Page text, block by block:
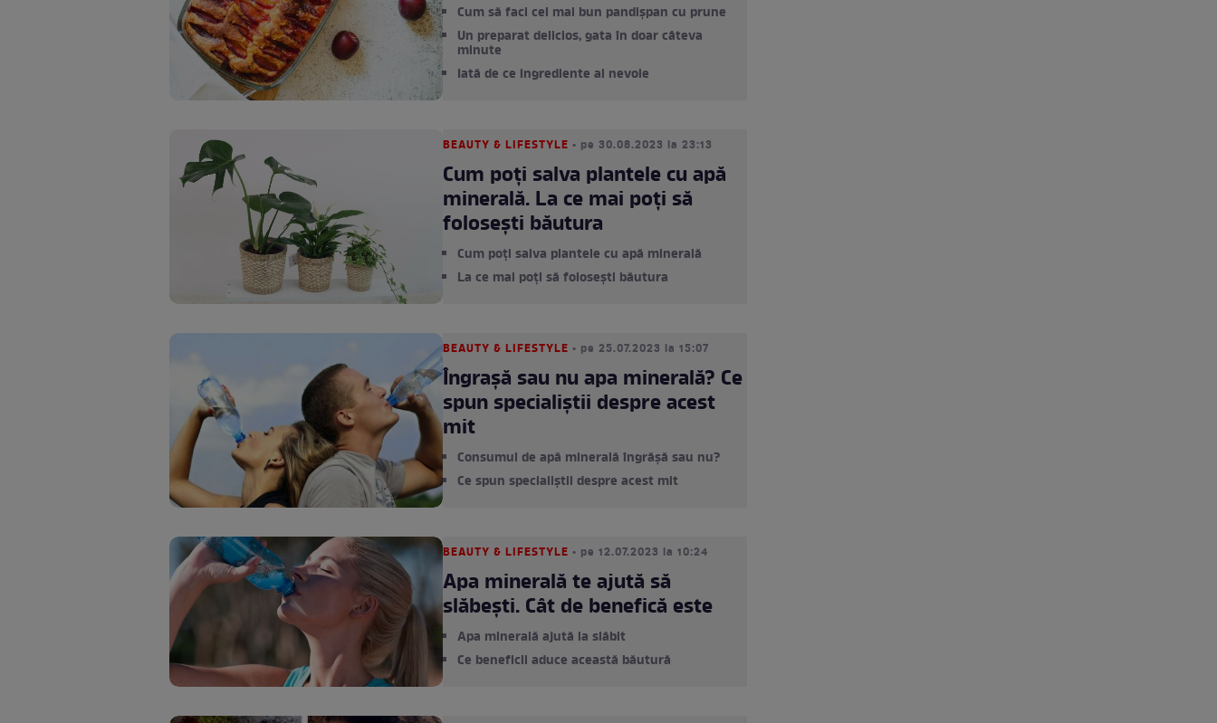
Cum să faci cel mai bun pandișpan cu prune
Un preparat delicios, gata în doar câteva
minute
Iată de ce ingrediente ai nevoie
BEAUTY & LIFESTYLE • pe 30.08.2023 la 23:13
Cum poți salva plantele cu apă
minerală. La ce mai poți să
folosești băutura
Cum poți salva plantele cu apă minerală
La ce mai poți să folosești băutura
BEAUTY & LIFESTYLE • pe 25.07.2023 la 15:07
Îngrașă sau nu apa minerală? Ce
spun specialiștii despre acest
mit
Consumul de apă minerală îngrășă sau nu?
Ce spun specialiștii despre acest mit
BEAUTY & LIFESTYLE • pe 12.07.2023 la 10:24
Apa minerală te ajută să
slăbești. Cât de benefică este
Apa minerală ajută la slăbit
Ce beneficii aduce această băutură